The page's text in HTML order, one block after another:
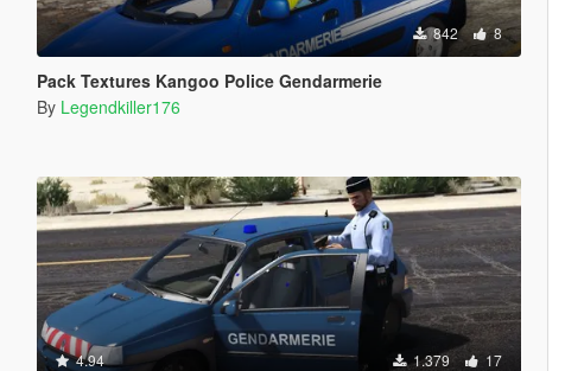
842 8
Pack Textures Kangoo Police Gendarmerie
By Legendkiller176
4.94 1.379 17